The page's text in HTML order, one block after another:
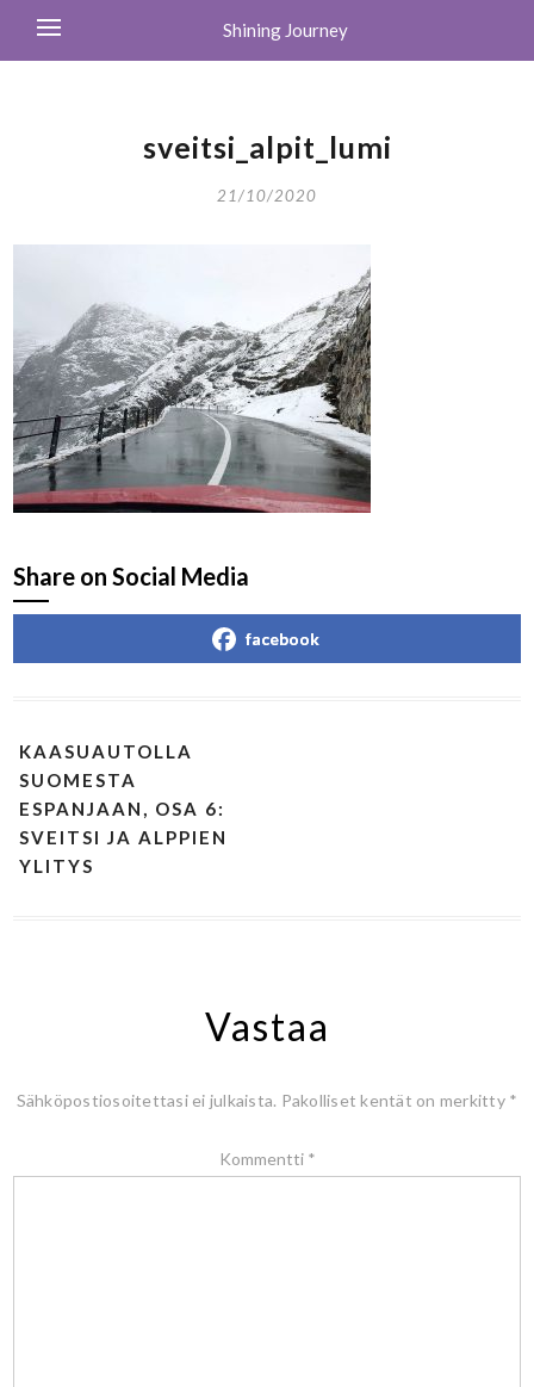
Shining Journey
sveitsi_alpit_lumi
21/10/2020
Share on Social Media
facebook
KAASUAUTOLLA
SUOMESTA
ESPANJAAN, OSA 6:
SVEITSI JA ALPPIEN
YLITYS
Vastaa
Sähköpostiosoitettasi ei julkaista. Pakolliset kentät on merkitty *
Kommentti *